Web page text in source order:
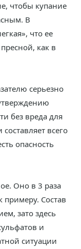
чтобы купание
В
что ее
как в
серьезно
без вреда для
всего
опасность
Оно в 3 раза
примеру. Состав
зато здесь
и
ситуации